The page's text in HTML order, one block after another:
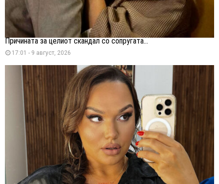
Причината за целиот скандал со сопругата...
17:01 - 9 август, 2026